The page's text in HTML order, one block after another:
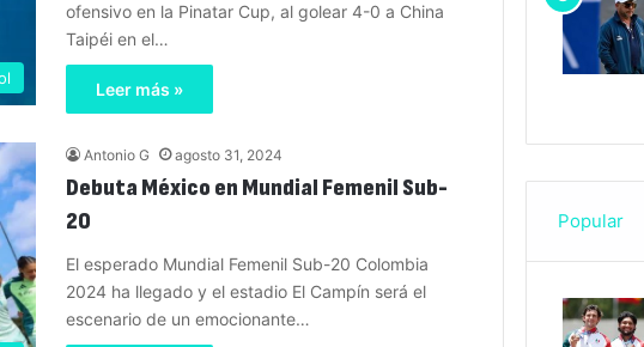
ofensivo en la Pinatar Cup, al golear 4-0 a China
Taipéi en el…
Leer más »
Antonio G agosto 31, 2024
Debuta México en Mundial Femenil Sub-
20
El esperado Mundial Femenil Sub-20 Colombia
2024 ha llegado y el estadio El Campín será el
escenario de un emocionante…
Popular